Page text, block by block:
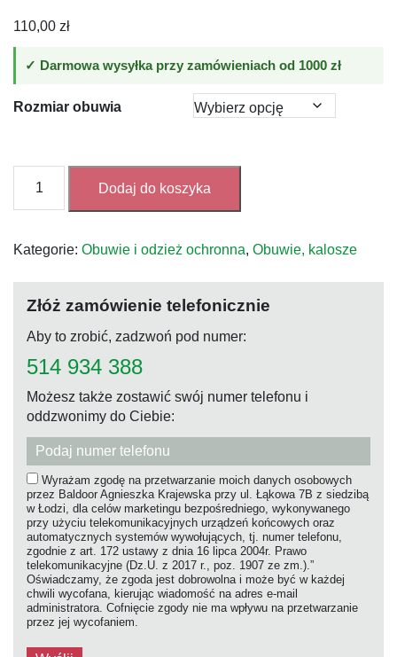
110,00 zł
✓ Darmowa wysyłka przy zamówieniach od 1000 zł
Rozmiar obuwia
Kalosze
Sport
różowe
Dodaj do koszyka
Kategorie: Obuwie i odzież ochronna, Obuwie, kalosze
Złóż zamówienie telefonicznie
Aby to zrobić, zadzwoń pod numer:
514 934 388
Możesz także zostawić swój numer telefonu i
oddzwonimy do Ciebie:
Wyrażam zgodę na przetwarzanie moich danych osobowych
przez Baldoor Agnieszka Krajewska przy ul. Łąkowa 7B z siedzibą
w Łodzi, dla celów marketingu bezpośredniego, wykonywanego
przy użyciu telekomunikacyjnych urządzeń końcowych oraz
automatycznych systemów wywołujących, tj. numer telefonu,
zgodnie z art. 172 ustawy z dnia 16 lipca 2004r. Prawo
telekomunikacyjne (Dz.U. z 2017 r., poz. 1907 ze zm.).”
Oświadczamy, że zgoda jest dobrowolna i może być w każdej
chwili wycofana, kierując wiadomość na adres e-mail
administratora. Cofnięcie zgody nie ma wpływu na przetwarzanie
przez jej wycofaniem.